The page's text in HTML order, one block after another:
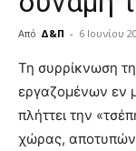
Από Δ&Π - 6 Ιουνίου
blonde
lesbians
very
hot
cam
Τη συρρίκνωση
εργαζομένων εν
πλήττει την
χώρας,